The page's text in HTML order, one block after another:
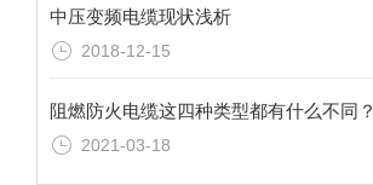
中压变频电缆现状浅析
2018-12-15
阻燃防火电缆这四种类型都有什么不同？
2021-03-18